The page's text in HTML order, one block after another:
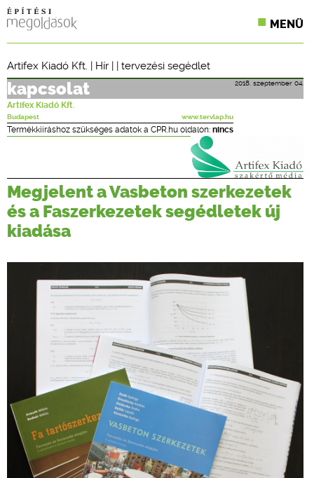
MENÜ
CPR TERMÉKKIÍRÁS
ONLINE KÉPZÉSEK
TERVEZÉSI SEGÉDLETEK
Artifex Kiadó Kft. | Hír | | tervezési segédlet
2018. szeptember 04.
kapcsolat
Artifex Kiadó Kft.
Budapest www.tervlap.hu
Termékkiíráshoz szükséges adatok a CPR.hu oldalon: nincs
Megjelent a Vasbeton szerkezetek
és a Faszerkezetek segédletek új
kiadása